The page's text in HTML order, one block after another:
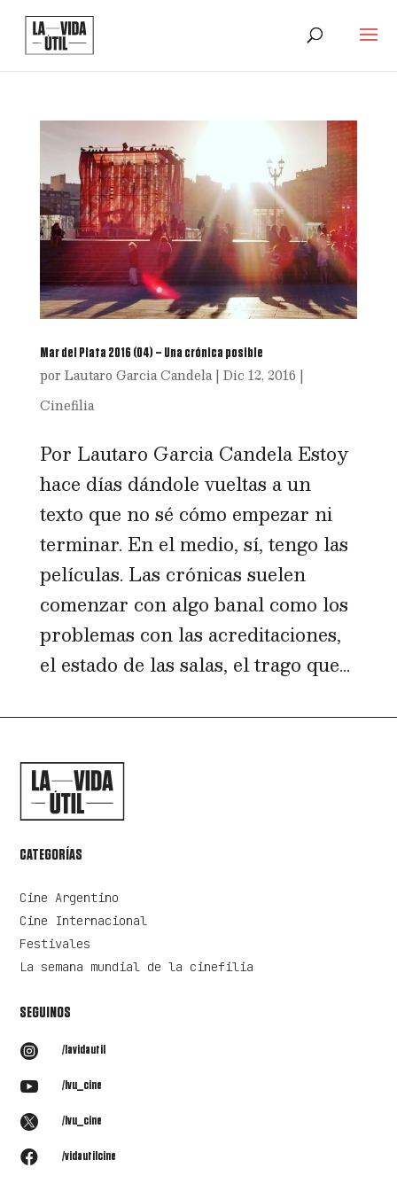
Mar del Plata 2016 (04) – Una crónica posible
por Lautaro Garcia Candela| Dic 12, 2016 |
Cinefilia
Por Lautaro Garcia Candela Estoy
hace días dándole vueltas a un
texto que no sé cómo empezar ni
terminar. En el medio, sí, tengo las
películas. Las crónicas suelen
comenzar con algo banal como los
problemas con las acreditaciones,
el estado de las salas, el trago que...
CATEGORÍAS
Cine Argentino
Cine Internacional
Festivales
La semana mundial de la cinefilia
SEGUINOS
 /lavidautil
 /lvu_cine
 /lvu_cine
 /vidautilcine